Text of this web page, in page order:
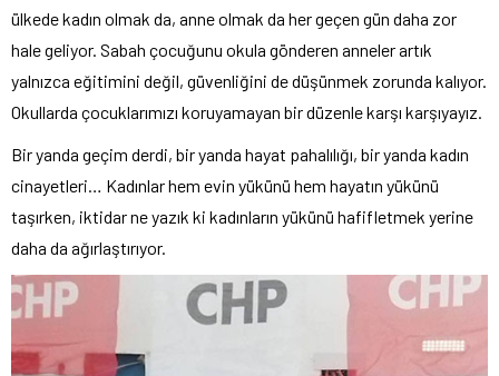
ülkede kadın olmak da, anne olmak da her geçen gün daha zor
hale geliyor. Sabah çocuğunu okula gönderen anneler artık
yalnızca eğitimini değil, güvenliğini de düşünmek zorunda kalıyor.
Okullarda çocuklarımızı koruyamayan bir düzenle karşı karşıyayız.
Bir yanda geçim derdi, bir yanda hayat pahalılığı, bir yanda kadın
cinayetleri… Kadınlar hem evin yükünü hem hayatın yükünü
taşırken, iktidar ne yazık ki kadınların yükünü hafifletmek yerine
daha da ağırlaştırıyor.